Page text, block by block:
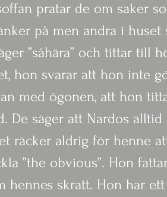
pratar de om saker
på men andra i
”såhära” och tittar till
hon svarar att hon inte
med ögonen, att hon
De säger att Nardos
räcker aldrig för henne
”the obvious”. Hon
hennes skratt. Hon har